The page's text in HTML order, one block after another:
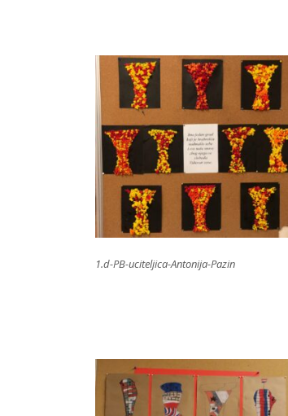
1.d-PB-uciteljica-Antonija-Pazin